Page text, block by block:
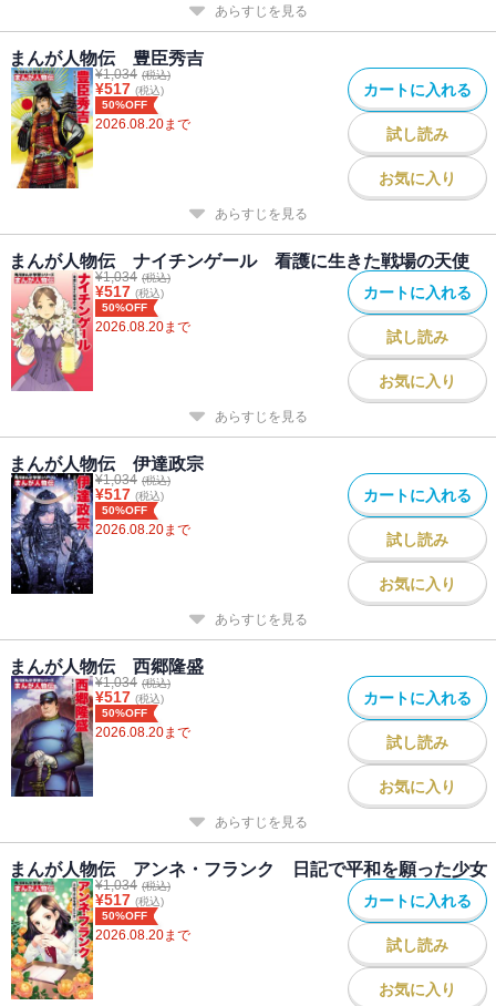
あらすじを見る
まんが人物伝 豊臣秀吉
¥1,034 (税込)
¥517 (税込)
50%OFF
2026.08.20まで
カートに入れる
試し読み
お気に入り
あらすじを見る
まんが人物伝 ナイチンゲール 看護に生きた戦場の天使
¥1,034 (税込)
¥517 (税込)
50%OFF
2026.08.20まで
カートに入れる
試し読み
お気に入り
あらすじを見る
まんが人物伝 伊達政宗
¥1,034 (税込)
¥517 (税込)
50%OFF
2026.08.20まで
カートに入れる
試し読み
お気に入り
あらすじを見る
まんが人物伝 西郷隆盛
¥1,034 (税込)
¥517 (税込)
50%OFF
2026.08.20まで
カートに入れる
試し読み
お気に入り
あらすじを見る
まんが人物伝 アンネ・フランク 日記で平和を願った少女
¥1,034 (税込)
¥517 (税込)
50%OFF
2026.08.20まで
カートに入れる
試し読み
お気に入り